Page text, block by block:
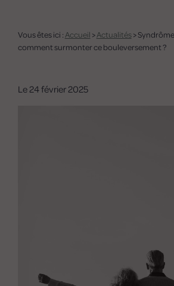
Vous êtes ici : Accueil >Actualités>
comment surmonter ce bouleversement ?
Le 24 février 2025